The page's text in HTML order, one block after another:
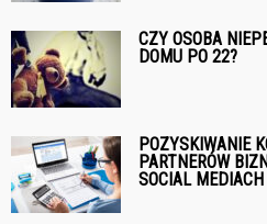
CZY OSOBA
DOMU PO 22?
POZYSKIWANIE
PARTNERÓW
SOCIAL